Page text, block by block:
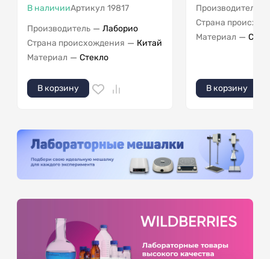
В наличииАртикул 19817
Производитель — Лаборио
Страна происхождения — Китай
Материал — Стекло
В корзину
Производитель
Страна
Материал —
В корзину